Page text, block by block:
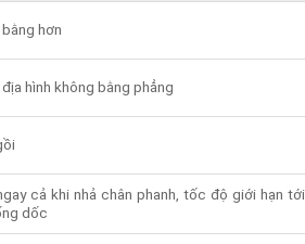
hơn
hình không bằng phẳng
cả khi nhả chân phanh, tốc độ giới hạn tới
dốc